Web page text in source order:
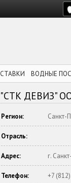
ВОДНЫЕ
"СТК ДЕВИЗ"
Регион: Санкт-
Отрасль:
Адрес: г.
Телефон: +7